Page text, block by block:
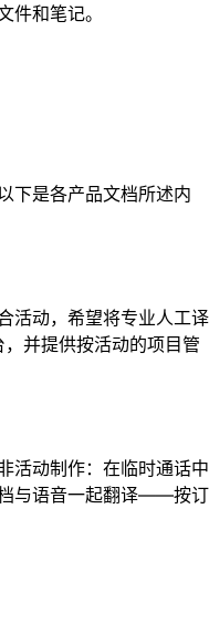
件和笔记。
下是各产品文档所述内
活动，希望将专业人工译
并提供按活动的项目管
活动制作：在临时通话中
与语音一起翻译——按订